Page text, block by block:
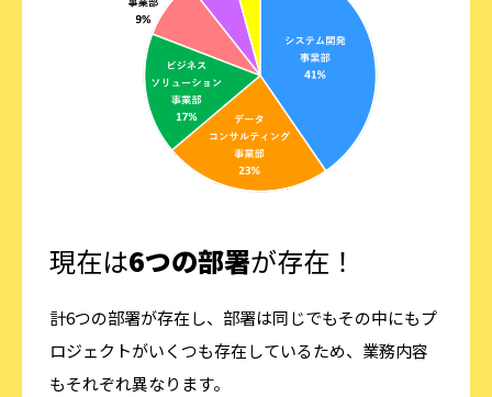
現在は6つの部署が存在！
計6つの部署が存在し、部署は同じでもその中にもプ
ロジェクトがいくつも存在しているため、業務内容
もそれぞれ異なります。